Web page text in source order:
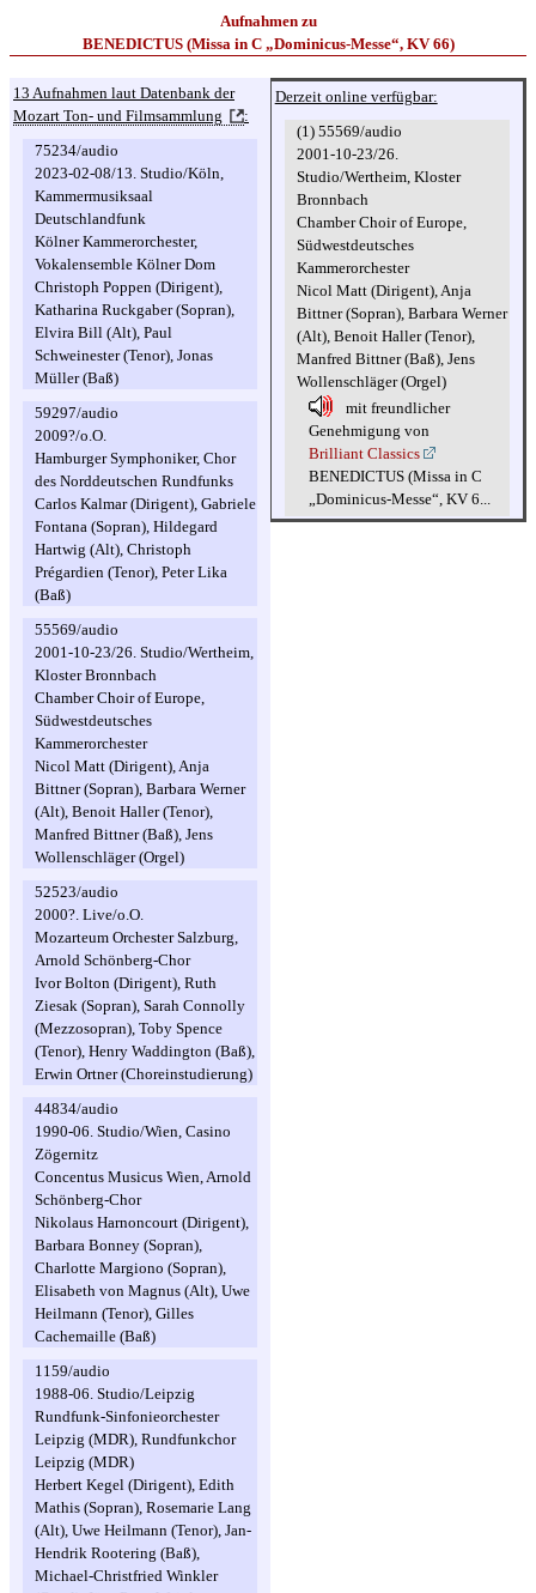
Aufnahmen zu
BENEDICTUS (Missa in C „Dominicus-Messe“, KV 66)
13 Aufnahmen laut Datenbank der
Mozart Ton- und Filmsammlung
:
75234/audio
2023-02-08/13. Studio/Köln,
Kammermusiksaal
Deutschlandfunk
Kölner Kammerorchester,
Vokalensemble Kölner Dom
Christoph Poppen (Dirigent),
Katharina Ruckgaber (Sopran),
Elvira Bill (Alt), Paul
Schweinester (Tenor), Jonas
Müller (Baß)
59297/audio
2009?/o.O.
Hamburger Symphoniker, Chor
des Norddeutschen Rundfunks
Carlos Kalmar (Dirigent), Gabriele
Fontana (Sopran), Hildegard
Hartwig (Alt), Christoph
Prégardien (Tenor), Peter Lika
(Baß)
55569/audio
2001-10-23/26. Studio/Wertheim,
Kloster Bronnbach
Chamber Choir of Europe,
Südwestdeutsches
Kammerorchester
Nicol Matt (Dirigent), Anja
Bittner (Sopran), Barbara Werner
(Alt), Benoit Haller (Tenor),
Manfred Bittner (Baß), Jens
Wollenschläger (Orgel)
52523/audio
2000?. Live/o.O.
Mozarteum Orchester Salzburg,
Arnold Schönberg-Chor
Ivor Bolton (Dirigent), Ruth
Ziesak (Sopran), Sarah Connolly
(Mezzosopran), Toby Spence
(Tenor), Henry Waddington (Baß),
Erwin Ortner (Choreinstudierung)
44834/audio
1990-06. Studio/Wien, Casino
Zögernitz
Concentus Musicus Wien, Arnold
Schönberg-Chor
Nikolaus Harnoncourt (Dirigent),
Barbara Bonney (Sopran),
Charlotte Margiono (Sopran),
Elisabeth von Magnus (Alt), Uwe
Heilmann (Tenor), Gilles
Cachemaille (Baß)
1159/audio
1988-06. Studio/Leipzig
Rundfunk-Sinfonieorchester
Leipzig (MDR), Rundfunkchor
Leipzig (MDR)
Herbert Kegel (Dirigent), Edith
Mathis (Sopran), Rosemarie Lang
(Alt), Uwe Heilmann (Tenor), Jan-
Hendrik Rootering (Baß),
Michael-Christfried Winkler
Derzeit online verfügbar:
(1) 55569/audio
2001-10-23/26.
Studio/Wertheim, Kloster
Bronnbach
Chamber Choir of Europe,
Südwestdeutsches
Kammerorchester
Nicol Matt (Dirigent), Anja
Bittner (Sopran), Barbara Werner
(Alt), Benoit Haller (Tenor),
Manfred Bittner (Baß), Jens
Wollenschläger (Orgel)
mit freundlicher
Genehmigung von
Brilliant Classics
BENEDICTUS (Missa in C
„Dominicus-Messe“, KV 6...